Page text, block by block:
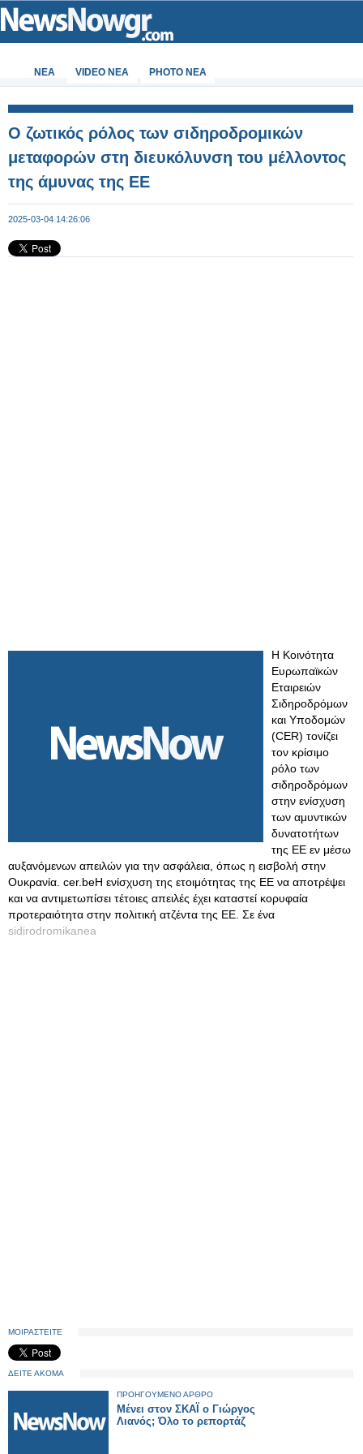
ΝΕΑ VIDEO NEA PHOTO NEA
Ο ζωτικός ρόλος των σιδηροδρομικών
μεταφορών στη διευκόλυνση του μέλλοντος
της άμυνας της ΕΕ
2025-03-04 14:26:06
Η Κοινότητα
Ευρωπαϊκών
Εταιρειών
Σιδηροδρόμων
και Υποδομών
(CER) τονίζει
τον κρίσιμο
ρόλο των
σιδηροδρόμων
στην ενίσχυση
των αμυντικών
δυνατοτήτων
της ΕΕ εν μέσω
αυξανόμενων απειλών για την ασφάλεια, όπως η εισβολή στην
Ουκρανία. cer.beΗ ενίσχυση της ετοιμότητας της ΕΕ να αποτρέψει
και να αντιμετωπίσει τέτοιες απειλές έχει καταστεί κορυφαία
προτεραιότητα στην πολιτική ατζέντα της ΕΕ. Σε ένα
sidirodromikanea
ΜΟΙΡΑΣΤΕΙΤΕ
ΔΕΙΤΕ ΑΚΟΜΑ
ΠΡΟΗΓΟΥΜΕΝΟ ΑΡΘΡΟ
Μένει στον ΣΚΑΪ ο Γιώργος
Λιανός; Όλο το ρεπορτάζ